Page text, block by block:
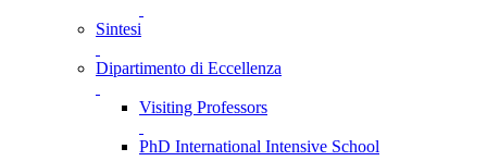
Sintesi
Dipartimento di Eccellenza
Visiting Professors
PhD International Intensive School